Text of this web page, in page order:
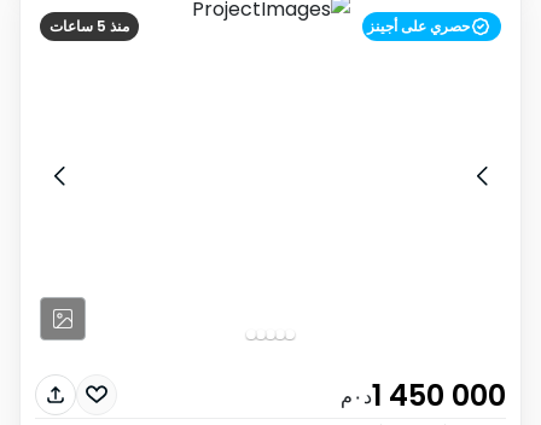
منذ 5 ساعات حصري على أجينز
1 450 000د٠م